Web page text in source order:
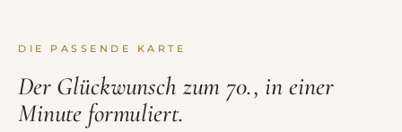
DIE PASSENDE KARTE
Der Glückwunsch zum 70., in einer
Minute formuliert.